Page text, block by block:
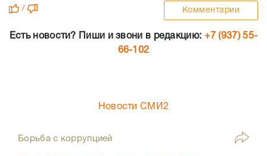
/ Комментарии
Есть новости? Пиши и звони в редакцию: +7 (937) 55-
66-102
Новости СМИ2
Борьба с коррупцией